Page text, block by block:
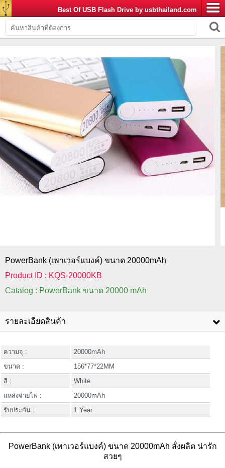
Best Of USB Flash Drive by usbthailand.com
PowerBank (เพาเวอร์แบงค์) ขนาด 20000mAh
Product ID : KQS-20000KB
Catalog : PowerBank ขนาด 20000 mAh
รายละเอียดสินค้า
ความจุ :
20000mAh
ขนาด :
156*77*22MM
สี :
White
แหล่งจ่ายไฟ :
20000mAh
รับประกัน :
1 Year
PowerBank (เพาเวอร์แบงค์) ขนาด 20000mAh สั่งผลิต น่ารัก
สวยๆ